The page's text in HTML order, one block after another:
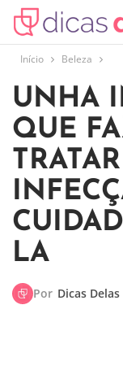
Início Beleza
UNHA
QUE
LA
Por Dicas Delas